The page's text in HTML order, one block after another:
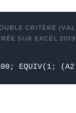
CRITÈRE
SUR EXCEL
EQUIV(1;